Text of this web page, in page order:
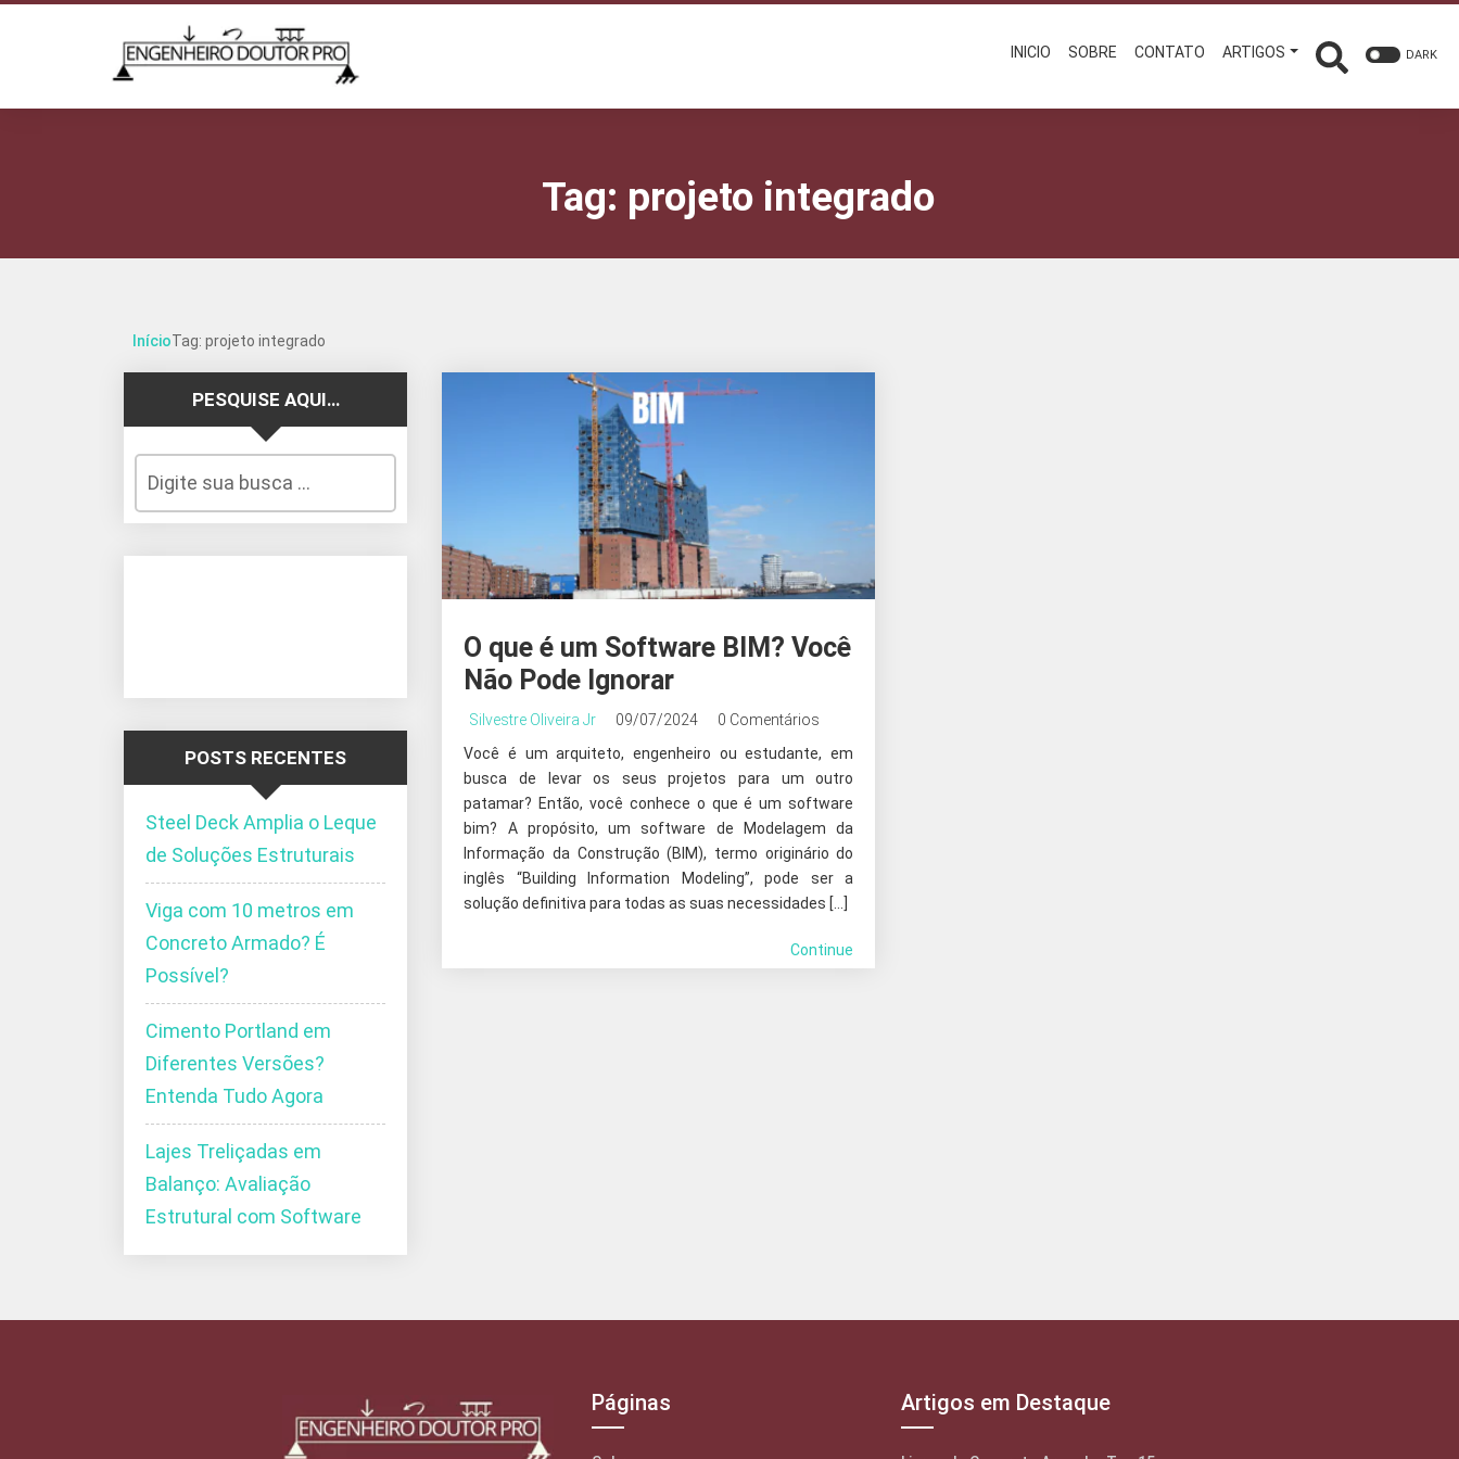
INICIO SOBRE CONTATO ARTIGOS DARK
Tag: projeto integrado
InícioTag: projeto integrado
O que é um Software BIM? Você
Não Pode Ignorar
Silvestre Oliveira Jr 09/07/2024
0 Comentários
Você é um arquiteto, engenheiro ou estudante, em
busca de levar os seus projetos para um outro
patamar? Então, você conhece o que é um software
bim? A propósito, um software de Modelagem da
Informação da Construção (BIM), termo originário do
inglês “Building Information Modeling”, pode ser a
solução definitiva para todas as suas necessidades […]
Continue
PESQUISE AQUI…
POSTS RECENTES
Steel Deck Amplia o Leque
de Soluções Estruturais
Viga com 10 metros em
Concreto Armado? É
Possível?
Cimento Portland em
Diferentes Versões?
Entenda Tudo Agora
Lajes Treliçadas em
Balanço: Avaliação
Estrutural com Software
Páginas Artigos em Destaque